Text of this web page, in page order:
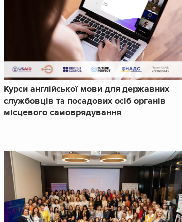
Курси англійської мови для державних
службовців та посадових осіб органів
місцевого самоврядування